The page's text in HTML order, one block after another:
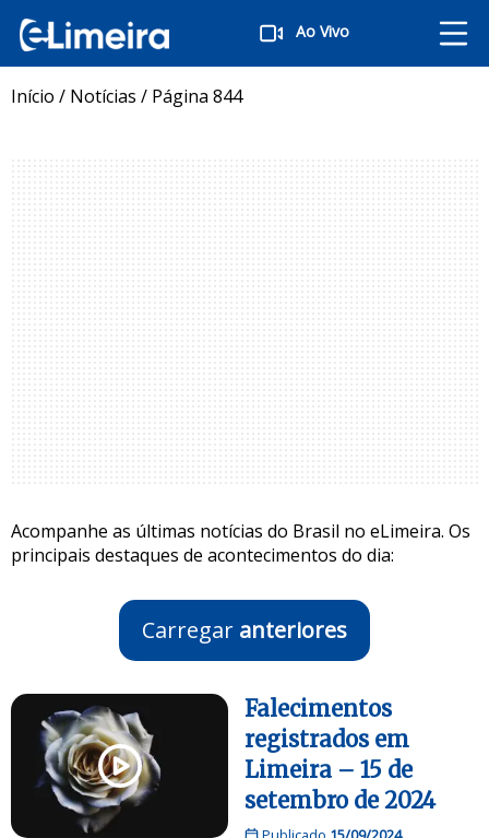
Ao Vivo
Início / Notícias / Página 844
Acompanhe as últimas notícias do Brasil no eLimeira. Os
principais destaques de acontecimentos do dia:
Carregar anteriores
Falecimentos
registrados em
Limeira – 15 de
setembro de 2024